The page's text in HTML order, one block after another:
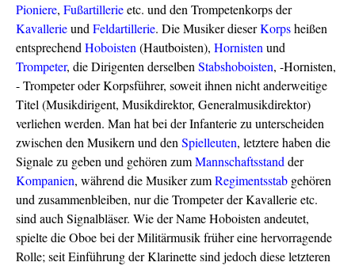
Pioniere, Fußartillerieetc. und den Trompetenkorps der
KavallerieundFeldartillerie. Die Musiker dieserKorpsheißen
entsprechendHoboisten(Hautboisten), Hornistenund
Trompeter, die Dirigenten derselbenStabshoboisten, -Hornisten,
- Trompeter oder Korpsführer, soweit ihnen nicht anderweitige
Titel (Musikdirigent, Musikdirektor, Generalmusikdirektor)
verliehen werden. Man hat bei der Infanterie zu unterscheiden
zwischen den Musikern und denSpielleuten, letztere haben die
Signale zu geben und gehören zumMannschaftsstandder
Kompanien, während die Musiker zumRegimentsstab gehören
und zusammenbleiben, nur die Trompeter der Kavallerie etc.
sind auch Signalbläser. Wie der Name Hoboisten andeutet,
spielte die Oboe bei der Militärmusik früher eine hervorragende
Rolle; seit Einführung der Klarinette sind jedoch diese letzteren